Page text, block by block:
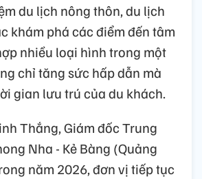
du lịch nông thôn, du lịch
khám phá các điểm đến tâm
nhiều loại hình trong một
chỉ tăng sức hấp dẫn mà
gian lưu trú của du khách.
Thắng, Giám đốc Trung
Nha - Kẻ Bàng (Quảng
năm 2026, đơn vị tiếp tục